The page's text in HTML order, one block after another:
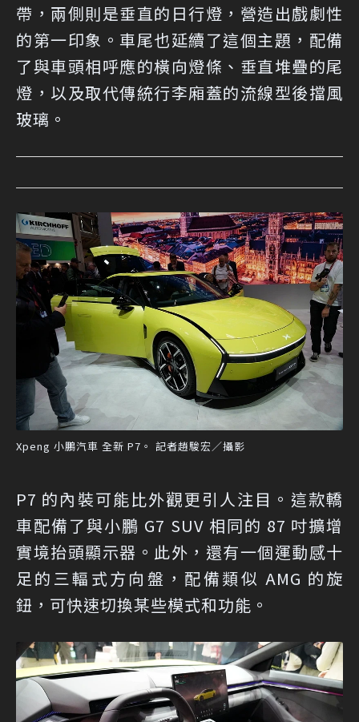
帶，兩側則是垂直的日行燈，營造出戲劇性
的第一印象。車尾也延續了這個主題，配備
了與車頭相呼應的橫向燈條、垂直堆疊的尾
燈，以及取代傳統行李廂蓋的流線型後擋風
玻璃。
Xpeng 小鵬汽車 全新 P7。 記者趙駿宏／攝影
P7 的內裝可能比外觀更引人注目。這款轎
車配備了與小鵬 G7 SUV 相同的 87 吋擴增
實境抬頭顯示器。此外，還有一個運動感十
足的三輻式方向盤，配備類似 AMG 的旋
鈕，可快速切換某些模式和功能。